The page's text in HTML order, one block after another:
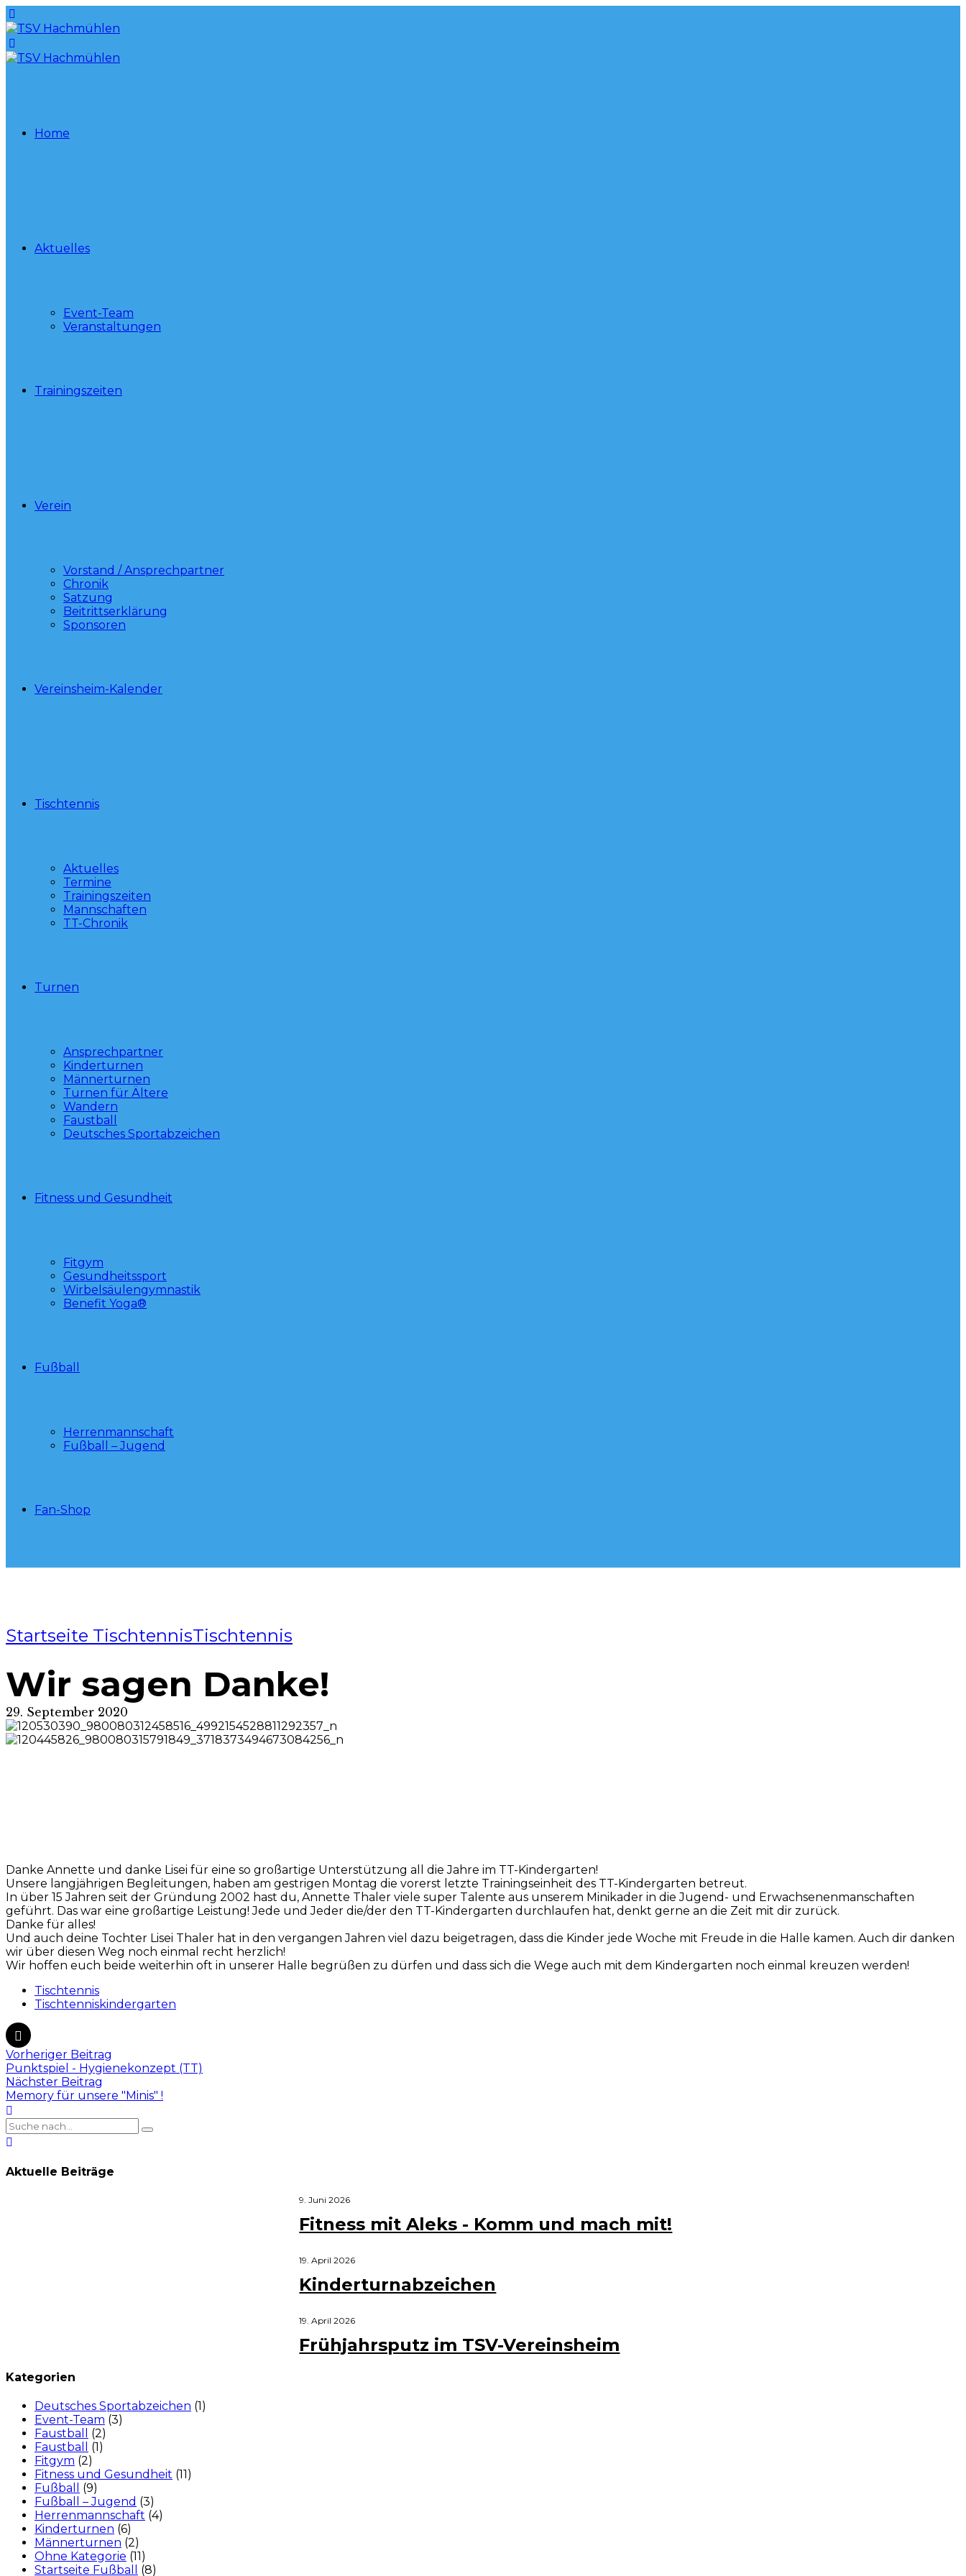
Home
Aktuelles
Event-Team
Veranstaltungen
Trainingszeiten
Verein
Vorstand / Ansprechpartner
Chronik
Satzung
Beitrittserklärung
Sponsoren
Vereinsheim-Kalender
Tischtennis
Aktuelles
Termine
Trainingszeiten
Mannschaften
TT-Chronik
Turnen
Ansprechpartner
Kinderturnen
Männerturnen
Turnen für Ältere
Wandern
Faustball
Deutsches Sportabzeichen
Fitness und Gesundheit
Fitgym
Gesundheitssport
Wirbelsäulengymnastik
Benefit Yoga®
Fußball
Herrenmannschaft
Fußball – Jugend
Fan-Shop
Startseite TischtennisTischtennis
Wir sagen Danke!
29. September 2020
Danke Annette und danke Lisei für eine so großartige Unterstützung all die Jahre im TT-Kindergarten!
Unsere langjährigen Begleitungen, haben am gestrigen Montag die vorerst letzte Trainingseinheit des TT-Kindergarten betreut.
In über 15 Jahren seit der Gründung 2002 hast du, Annette Thaler viele super Talente aus unserem Minikader in die Jugend- und Erwachsenenmanschaften
geführt. Das war eine großartige Leistung! Jede und Jeder die/der den TT-Kindergarten durchlaufen hat, denkt gerne an die Zeit mit dir zurück.
Danke für alles!
Und auch deine Tochter Lisei Thaler hat in den vergangen Jahren viel dazu beigetragen, dass die Kinder jede Woche mit Freude in die Halle kamen. Auch dir danken
wir über diesen Weg noch einmal recht herzlich!
Wir hoffen euch beide weiterhin oft in unserer Halle begrüßen zu dürfen und dass sich die Wege auch mit dem Kindergarten noch einmal kreuzen werden!
Tischtennis
Tischtenniskindergarten
Vorheriger Beitrag
Punktspiel - Hygienekonzept (TT)
Nächster Beitrag
Memory für unsere "Minis" !
Aktuelle Beiträge
9. Juni 2026
Fitness mit Aleks - Komm und mach mit!
19. April 2026
Kinderturnabzeichen
19. April 2026
Frühjahrsputz im TSV-Vereinsheim
Kategorien
Deutsches Sportabzeichen (1)
Event-Team (3)
Faustball
(2)
Faustball
(1)
Fitgym (2)
Fitness und Gesundheit (11)
Fußball
(9)
Fußball – Jugend (3)
Herrenmannschaft (4)
Kinderturnen (6)
Männerturnen (2)
Ohne Kategorie (11)
Startseite Fußball
(8)